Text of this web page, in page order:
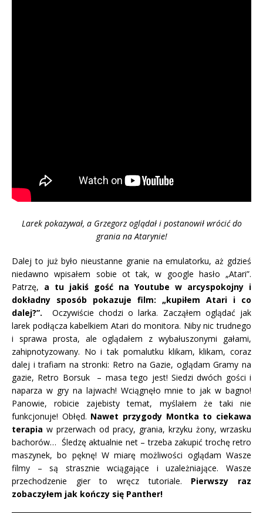
Larek pokazywał, a Grzegorz oglądał i postanowił wrócić do
grania na Atarynie!
Dalej to już było nieustanne granie na emulatorku, aż gdzieś
niedawno wpisałem sobie ot tak, w google hasło „Atari”.
Patrzę, a tu jakiś gość na Youtube w arcyspokojny i
dokładny sposób pokazuje film: „kupiłem Atari i co
dalej?”. Oczywiście chodzi o larka. Zacząłem oglądać jak
larek podłącza kabelkiem Atari do monitora. Niby nic trudnego
i sprawa prosta, ale oglądałem z wybałuszonymi gałami,
zahipnotyzowany. No i tak pomalutku klikam, klikam, coraz
dalej i trafiam na stronki: Retro na Gazie, oglądam Gramy na
gazie, Retro Borsuk – masa tego jest! Siedzi dwóch gości i
naparza w gry na lajwach! Wciągnęło mnie to jak w bagno!
Panowie, robicie zajebisty temat, myślałem że taki nie
funkcjonuje! Obłęd. Nawet przygody Montka to ciekawa
terapia w przerwach od pracy, grania, krzyku żony, wrzasku
bachorów… Śledzę aktualnie net – trzeba zakupić trochę retro
maszynek, bo pęknę! W miarę możliwości oglądam Wasze
filmy – są strasznie wciągające i uzależniające. Wasze
przechodzenie gier to wręcz tutoriale. Pierwszy raz
zobaczyłem jak kończy się Panther!